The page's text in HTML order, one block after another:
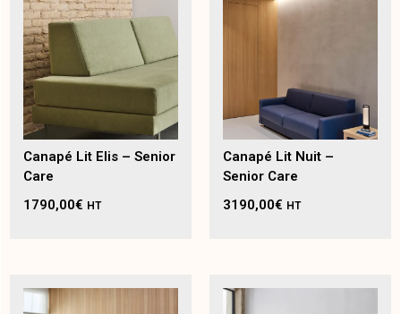
Canapé Lit Elis – Senior
Care
1790,00€ HT
Canapé Lit Nuit –
Senior Care
3190,00€ HT